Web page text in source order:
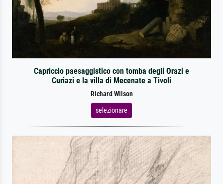
Capriccio paesaggistico con tomba degli Orazi e
Curiazi e la villa di Mecenate a Tivoli
Richard Wilson
selezionare